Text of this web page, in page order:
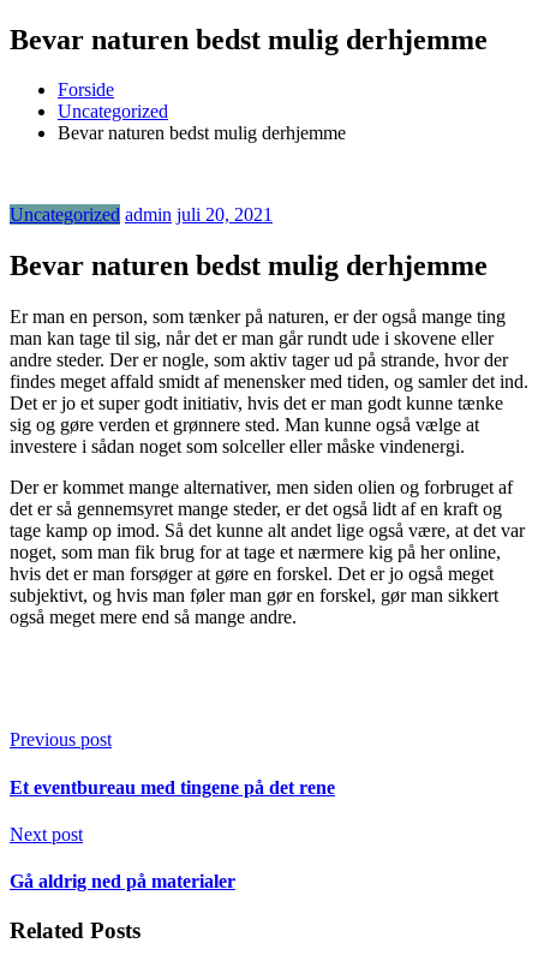
Bevar naturen bedst mulig derhjemme
Forside
Uncategorized
Bevar naturen bedst mulig derhjemme
Uncategorized admin juli 20, 2021
Bevar naturen bedst mulig derhjemme
Er man en person, som tænker på naturen, er der også mange ting
man kan tage til sig, når det er man går rundt ude i skovene eller
andre steder. Der er nogle, som aktiv tager ud på strande, hvor der
findes meget affald smidt af menensker med tiden, og samler det ind.
Det er jo et super godt initiativ, hvis det er man godt kunne tænke
sig og gøre verden et grønnere sted. Man kunne også vælge at
investere i sådan noget som solceller eller måske vindenergi.
Der er kommet mange alternativer, men siden olien og forbruget af
det er så gennemsyret mange steder, er det også lidt af en kraft og
tage kamp op imod. Så det kunne alt andet lige også være, at det var
noget, som man fik brug for at tage et nærmere kig på her online,
hvis det er man forsøger at gøre en forskel. Det er jo også meget
subjektivt, og hvis man føler man gør en forskel, gør man sikkert
også meget mere end så mange andre.
Previous post
Et eventbureau med tingene på det rene
Next post
Gå aldrig ned på materialer
Related Posts